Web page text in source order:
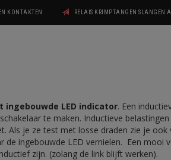
KONTAKTEN RELAIS KRIMPTANGEN SLANGEN
LED indicator. Een
te maken. Inductieve
Als je ze test met losse draden zie je
de ingebouwde LED vernielen. Een mooi
zijn. (zolang de link blijft werken).